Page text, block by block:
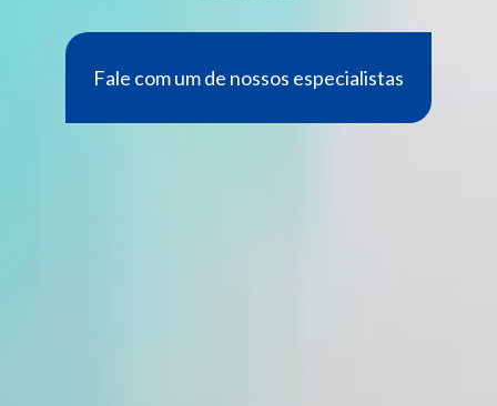
Fale com um de nossos especialistas